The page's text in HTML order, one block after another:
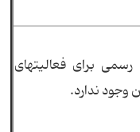
رسمی برای فعالیتهای
وجود ندارد.